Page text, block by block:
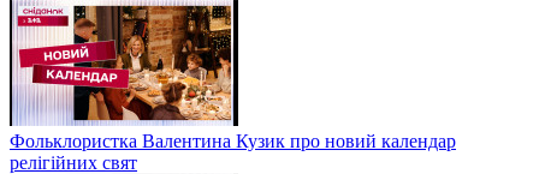
Фольклористка Валентина Кузик про новий календар
релігійних свят